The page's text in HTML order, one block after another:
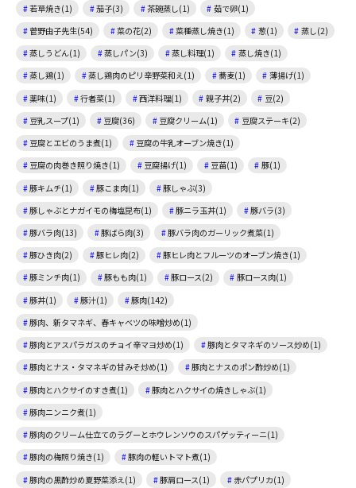
若草焼き(1)
茄子(3) 茶碗蒸し(1)
茹で卵(1)
菅野由子先生(54)
菜の花(2) 菜種蒸し焼き(1) 葱(1)
蒸し(2)
蒸しうどん(1)
蒸しパン(3) 蒸し料理(1)
蒸し焼き(1)
蒸し鶏(1)
蒸し鶏肉のピリ辛野菜和え(1) 蕎麦(1)
薄揚げ(1)
薬味(1)
行者菜(1) 西洋料理(1) 親子丼(2)
豆(2)
豆乳スープ(1)
豆腐(36) 豆腐クリーム(1)
豆腐ステーキ(2)
豆腐とエビのうま煮(1)
豆腐の牛乳オーブン焼き(1)
豆腐の肉巻き照り焼き(1)
豆腐揚げ(1) 豆苗(1)
豚(1)
豚キムチ(1)
豚こま肉(1)
豚しゃぶ(3)
豚しゃぶとナガイモの梅塩昆布(1)
豚ニラ玉丼(1)
豚バラ(3)
豚バラ肉(13)
豚ばら肉(3)
豚バラ肉のガーリック煮菜(1)
豚ひき肉(2)
豚ヒレ肉(2)
豚ヒレ肉とフルーツのオーブン焼き(1)
豚ミンチ肉(1)
豚もも肉(1) 豚ロース(2)
豚ロース肉(1)
豚丼(1)
豚汁(1)
豚肉(142)
豚肉、新タマネギ、春キャベツの味噌炒め(1)
豚肉とアスパラガスのチョイ辛マヨ炒め(1)
豚肉とタマネギのソース炒め(1)
豚肉とナス・タマネギの甘みそ炒め(1)
豚肉とナスのポン酢炒め(1)
豚肉とハクサイのすき煮(1)
豚肉とハクサイの焼きしゃぶ(1)
豚肉ニンニク煮(1)
豚肉のクリーム仕立てのラグーとホウレンソウのスパゲッティーニ(1)
豚肉の梅照り焼き(1)
豚肉の軽いトマト煮(1)
豚肉の黒酢炒め夏野菜添え(1)
豚肩ロース(1) 赤パプリカ(1)